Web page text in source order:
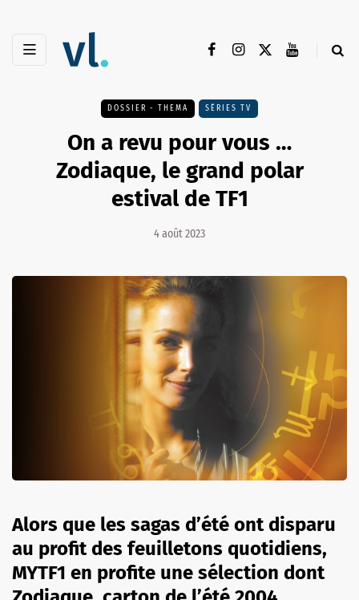
DOSSIER - THEMA SÉRIES TV
On a revu pour vous …
Zodiaque, le grand polar
estival de TF1
4 août 2023
Alors que les sagas d’été ont disparu
au profit des feuilletons quotidiens,
MYTF1 en profite une sélection dont